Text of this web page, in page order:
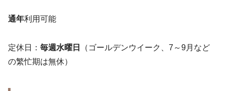
通年利用可能
定休日： 毎週水曜日
（ゴールデンウイーク、7～9月など
の繁忙期は無休）